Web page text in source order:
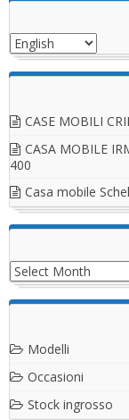
CASE MOBILI
CASA MOBILE
400
Casa mobile
Archives
Modelli
Occasioni
Stock ingrosso